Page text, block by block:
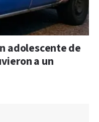
adolescente de
a un